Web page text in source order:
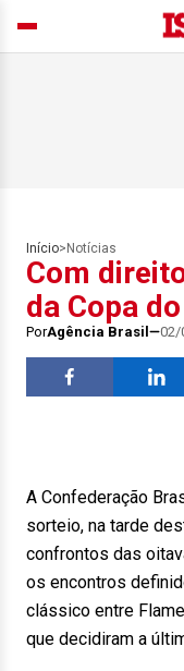
Início> Notícias
Com
da Copa
PorAgência Brasil 02/
A Confederação
sorteio, na tarde
confrontos das
os encontros
clássico entre
que decidiram a